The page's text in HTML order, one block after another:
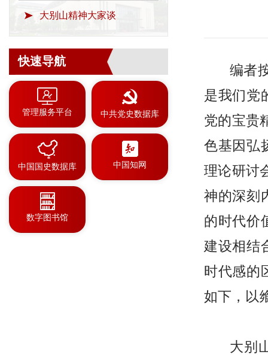
大别山精神大家谈
快速导航
管理服务平台 中共党史数据库
中国国史数据库 中国知网
数字图书馆
编者
是我们党
党的宝贵
色基因弘
理论研讨
神的深刻
的时代价
建设相结
时代感的
如下，以
大别